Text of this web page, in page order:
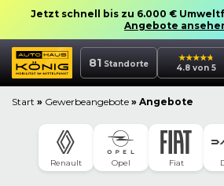
Jetzt schnell bis zu 6.000 €
Angebote
81 Standorte 4.8 von 5
Start » Gewerbeangebote » Angebote
Renault Opel Fiat